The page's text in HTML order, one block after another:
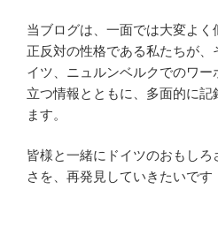
当ブログは、一面では大変よ
正反対の性格である私たちが、
イツ、ニュルンベルクでのワ
立つ情報とともに、多面的に
ます。
皆様と一緒にドイツのおもしろ
さを、再発見していきたいです